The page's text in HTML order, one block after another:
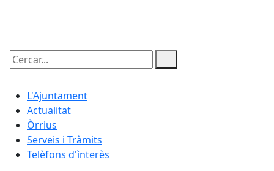
Cercar:
L'Ajuntament
Actualitat
Òrrius
Serveis i Tràmits
Telèfons d'ìnterès